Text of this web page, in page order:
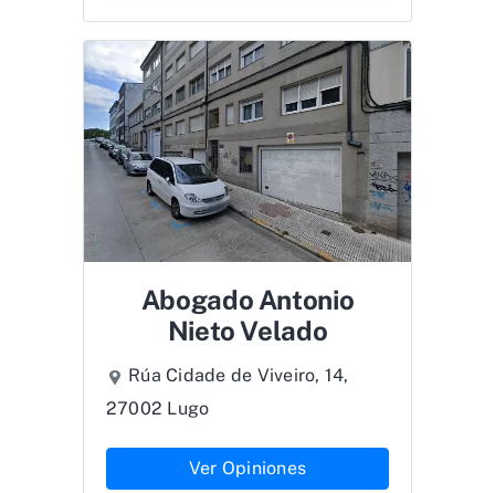
Abogado Antonio
Nieto Velado
Rúa Cidade de Viveiro, 14,
27002 Lugo
Ver Opiniones